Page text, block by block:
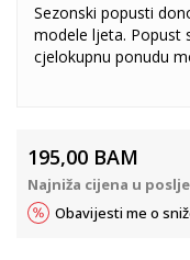
Sezonski popusti
modele ljeta. Popust
cjelokupnu ponudu
195,00 BAM
Najniža cijena u
Obavijesti me o